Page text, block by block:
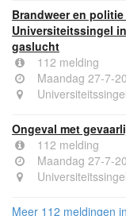
Brandweer en
Universiteitssingel
gaslucht
112 melding
Maandag 27-7-
Ongeval met
112 melding
Maandag 27-7-
Meer 112 meldingen